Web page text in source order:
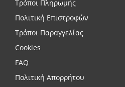
Τρόποι Πληρωμής
Πολιτική Επιστροφών
Τρόποι Παραγγελίας
Cookies
FAQ
Πολιτική Απορρήτου